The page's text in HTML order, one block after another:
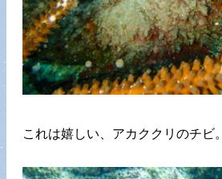
これは嬉しい、アカククリのチビ。